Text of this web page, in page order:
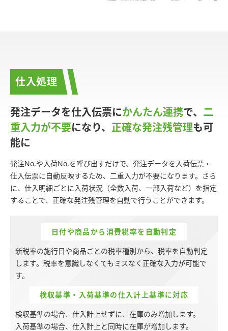
仕入処理
発注データを仕入伝票にかんたん連携で、 二
重入力が不要になり、 正確な発注残管理も可
能に
発注No.や入荷No.を呼び出すだけで、発注データを入荷伝票・
仕入伝票に自動反映するため、二重入力が不要になります。さら
に、仕入明細ごとに入荷状況（全数入荷、一部入荷など）を指定
することで、正確な発注残管理を自動で行うことができます。
日付や商品から消費税率を自動判定
新税率の施行日や商品ごとの税率種別から、税率を自動判定
します。税率を意識しなくてもミスなく正確な入力が可能で
す。
検収基準・入荷基準の仕入計上基準に対応
検収基準の場合、仕入計上せずに、在庫のみ増加します。
入荷基準の場合、仕入計上と同時に在庫が増加します。